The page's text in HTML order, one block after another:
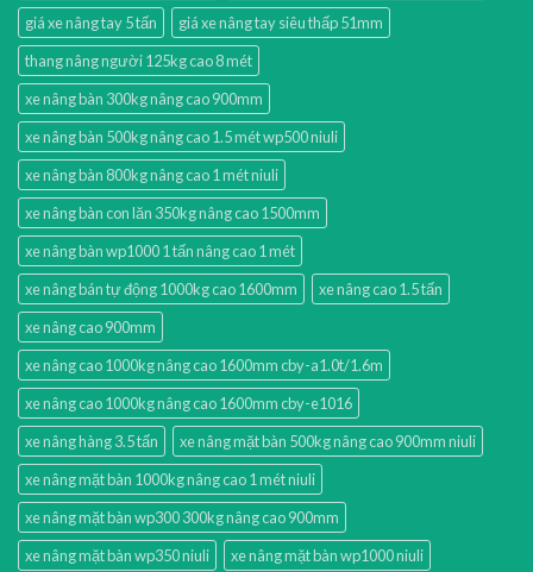
giá xe nâng tay 5 tấn
giá xe nâng tay siêu thấp 51mm
thang nâng người 125kg cao 8 mét
xe nâng bàn 300kg nâng cao 900mm
xe nâng bàn 500kg nâng cao 1.5 mét wp500 niuli
xe nâng bàn 800kg nâng cao 1 mét niuli
xe nâng bàn con lăn 350kg nâng cao 1500mm
xe nâng bàn wp1000 1 tấn nâng cao 1 mét
xe nâng bán tự động 1000kg cao 1600mm
xe nâng cao 1.5 tấn
xe nâng cao 900mm
xe nâng cao 1000kg nâng cao 1600mm cby-a1.0t/1.6m
xe nâng cao 1000kg nâng cao 1600mm cby-e1016
xe nâng hàng 3.5 tấn
xe nâng mặt bàn 500kg nâng cao 900mm niuli
xe nâng mặt bàn 1000kg nâng cao 1 mét niuli
xe nâng mặt bàn wp300 300kg nâng cao 900mm
xe nâng mặt bàn wp350 niuli
xe nâng mặt bàn wp1000 niuli